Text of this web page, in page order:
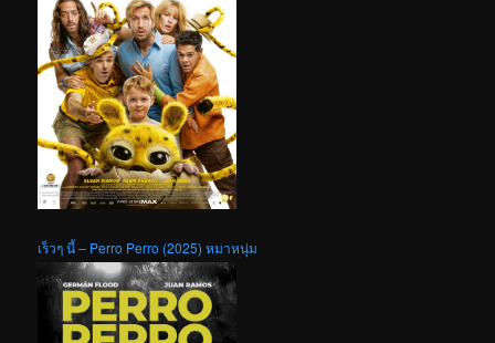
เร็วๆ นี้ – Perro Perro (2025) หมาหนุ่ม